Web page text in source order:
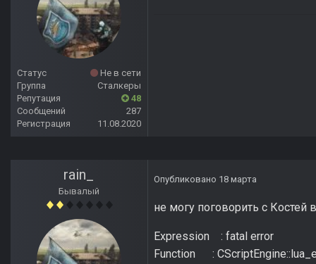
Статус
Не в сети
Группа
Сталкеры
Репутация
48
Сообщений
287
Регистрация
11.08.2020
rain_
Бывалый
Опубликовано 18 марта
не могу поговорить с Костей
Expression : fatal error
Function :